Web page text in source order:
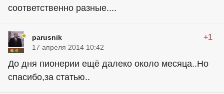
соответственно разные....
parusnik +1
17 апреля 2014 10:42
До дня пионерии ещё далеко около месяца..Но
спасибо,за статью..